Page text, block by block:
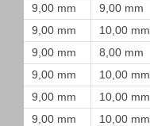
9,00 mm
9,00 mm
9,00 mm
10,00 mm
9,00 mm
8,00 mm
9,00 mm
10,00 mm
9,00 mm
10,00 mm
9,00 mm
10,00 mm